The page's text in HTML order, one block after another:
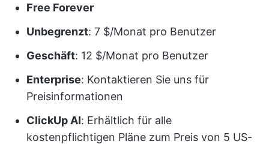
Free Forever
Unbegrenzt: 7 $/Monat pro Benutzer
Geschäft: 12 $/Monat pro Benutzer
Enterprise: Kontaktieren Sie uns für
Preisinformationen
ClickUp AI: Erhältlich für alle
kostenpflichtigen Pläne zum Preis von 5 US-